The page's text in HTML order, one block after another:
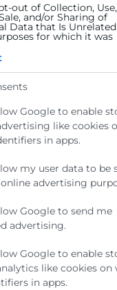
out of Collection, Use,
and/or Sharing of
Data that Is Unrelated
for which it was
Google to enable
like cookies
in apps.
my user data to be
advertising
Google to send me
advertising.
Google to enable
like cookies on
in apps.
de los
en la
que cumplan
recibirán un
FORMATIVO
parte de un
diseñado para
de los
cursos
sobre los programas
itinerario, y que te